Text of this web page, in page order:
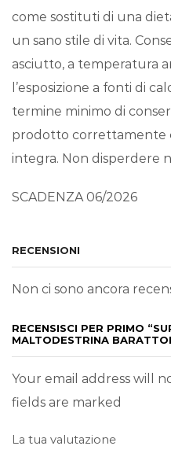
come sostituti di una
un sano stile di vita.
asciutto, a temperatura
l’esposizione a fonti di
termine minimo di
prodotto correttamente
integra. Non disperdere
SCADENZA 06/2026
RECENSIONI
Non ci sono ancora
RECENSISCI PER PRIMO
MALTODESTRINA
Your email address will
fields are marked
La tua valutazione